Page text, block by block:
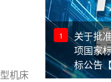
机床
1
关于批
项国家
标公告